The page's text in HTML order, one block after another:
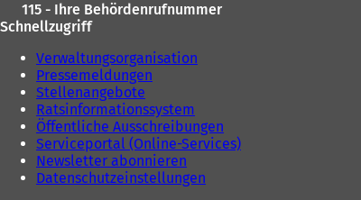
115 - Ihre Behördenrufnummer
Schnellzugriff
Verwaltungsorganisation
Pressemeldungen
Stellenangebote
Ratsinformationssystem
Öffentliche Ausschreibungen
Serviceportal (Online-Services)
Newsletter abonnieren
Datenschutzeinstellungen